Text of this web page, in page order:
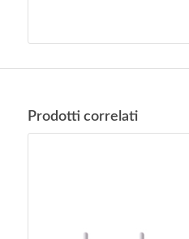
Prodotti correlati